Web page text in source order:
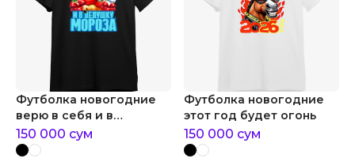
Футболка новогодние
верю в себя и в
дедушку мороза
150 000 сум
Футболка новогодние
этот год будет огонь
150 000 сум